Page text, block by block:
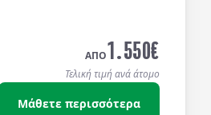
ΑΠΟ1.550€
Τελική τιμή ανά άτομο
Μάθετε περισσότερα